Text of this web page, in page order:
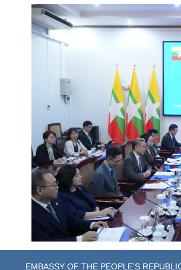
EMBASSY OF THE PEOPLE'S